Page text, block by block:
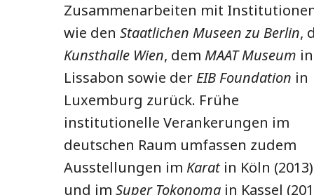
Zusammenarbeiten mit
wie den Staatlichen Museen zu Berlin,
Kunsthalle Wien, dem MAAT Museum in
Lissabon sowie der EIB Foundation in
Luxemburg zurück. Frühe
institutionelle Verankerungen im
deutschen Raum umfassen zudem
Ausstellungen im Karatin Köln (2013)
und im Super Tokonoma in Kassel